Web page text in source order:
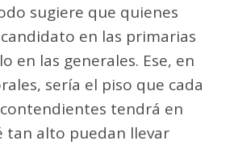
sugiere que quienes
en las primarias
en las generales. Ese, en
sería el piso que cada
tendrá en
tan alto puedan llevar